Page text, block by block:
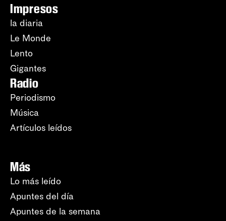
Impresos
la diaria
Le Monde
Lento
Gigantes
Radio
Periodismo
Música
Artículos leídos
Más
Lo más leído
Apuntes del día
Apuntes de la semana